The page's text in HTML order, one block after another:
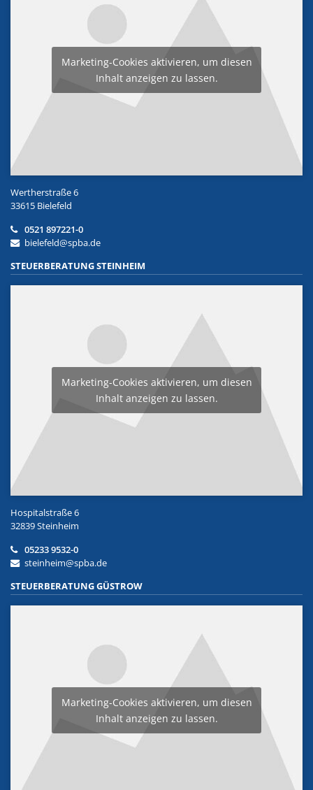
Marketing-Cookies aktivieren, um diesen
Inhalt anzeigen zu lassen.
Wertherstraße 6
33615 Bielefeld
0521 897221-0
bielefeld@spba.de
STEUERBERATUNG STEINHEIM
Marketing-Cookies aktivieren, um diesen
Inhalt anzeigen zu lassen.
Hospitalstraße 6
32839 Steinheim
05233 9532-0
steinheim@spba.de
STEUERBERATUNG GÜSTROW
Marketing-Cookies aktivieren, um diesen
Inhalt anzeigen zu lassen.